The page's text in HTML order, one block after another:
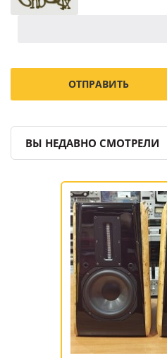
ВЫ НЕДАВНО СМОТРЕЛИ